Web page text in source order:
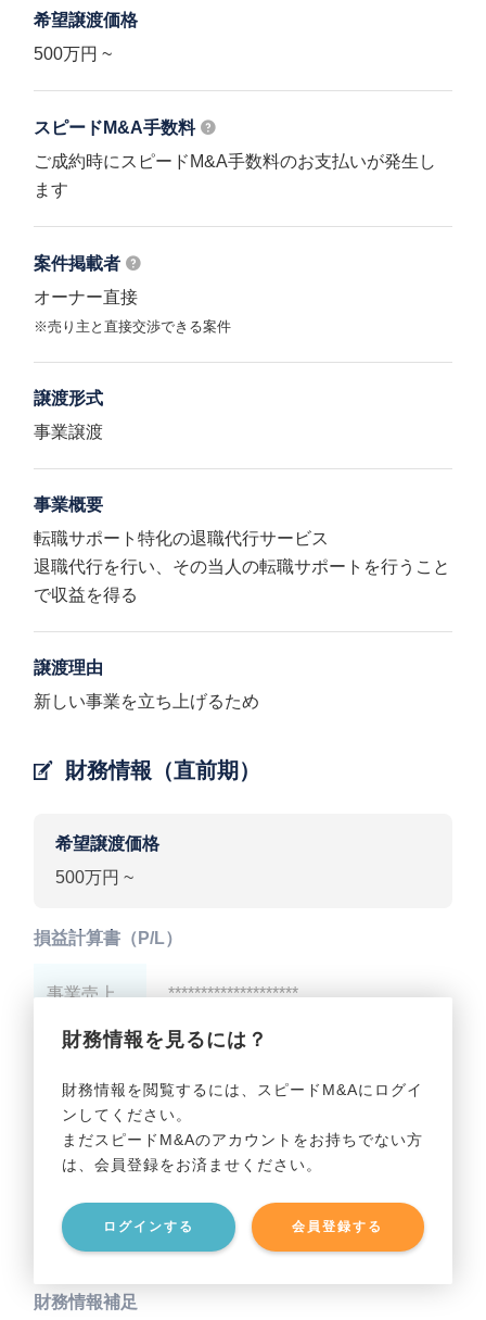
希望譲渡価格
500万円 ~
スピードM&A手数料
ご成約時にスピードM&A手数料のお支払いが発生し
ます
案件掲載者
オーナー直接
※売り主と直接交渉できる案件
譲渡形式
事業譲渡
事業概要
転職サポート特化の退職代行サービス
退職代行を行い、その当人の転職サポートを行うこと
で収益を得る
譲渡理由
新しい事業を立ち上げるため
財務情報（直前期）
希望譲渡価格
500万円 ~
財務情報を見るには？
財務情報を閲覧するには、スピードM&Aにログイ
ンしてください。
まだスピードM&Aのアカウントをお持ちでない方
は、会員登録をお済ませください。
ログインする 会員登録する
損益計算書（P/L）
事業売上 ********************
事業利益 ********************
貸借対照表（B/S）
事業資産 ********************
事業負債 ********************
財務情報補足